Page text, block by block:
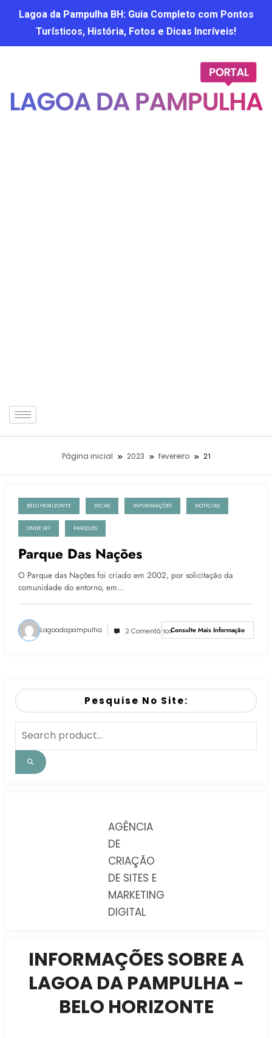
Lagoa da Pampulha BH: Guia Completo com Pontos
Turísticos, História, Fotos e Dicas Incríveis!
Página inicial 2023 fevereiro 21
21 de fevereiro de 2023
BELO HORIZONTE DICAS INFORMAÇÕES NOTÍCIAS
ONDE IR? PARQUES
Parque Das Nações
O Parque das Nações foi criado em 2002, por solicitação da
comunidade do entorno, em…
Lagoadapampulha 2 ComentáriosConsulte Mais Informação
Pesquise No Site:
AGÊNCIA
DE
CRIAÇÃO
DE SITES E
MARKETING
DIGITAL
INFORMAÇÕES SOBRE A
LAGOA DA PAMPULHA -
BELO HORIZONTE